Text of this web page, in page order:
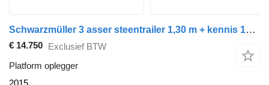
Schwarzmüller 3 asser steentrailer 1,30 m + kennis 14 ton kraan
€ 14.750 Exclusief BTW
Platform oplegger